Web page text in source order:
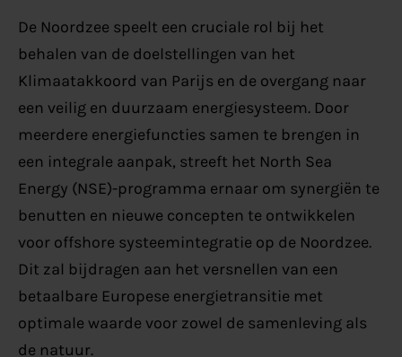
De Noordzee speelt een cruciale rol bij het
behalen van de doelstellingen van het
Klimaatakkoord van Parijs en de overgang naar
een veilig en duurzaam energiesysteem. Door
meerdere energiefuncties samen te brengen in
een integrale aanpak, streeft het North Sea
Energy (NSE)-programma ernaar om synergiën te
benutten en nieuwe concepten te ontwikkelen
voor offshore systeemintegratie op de Noordzee.
Dit zal bijdragen aan het versnellen van een
betaalbare Europese energietransitie met
optimale waarde voor zowel de samenleving als
de natuur.